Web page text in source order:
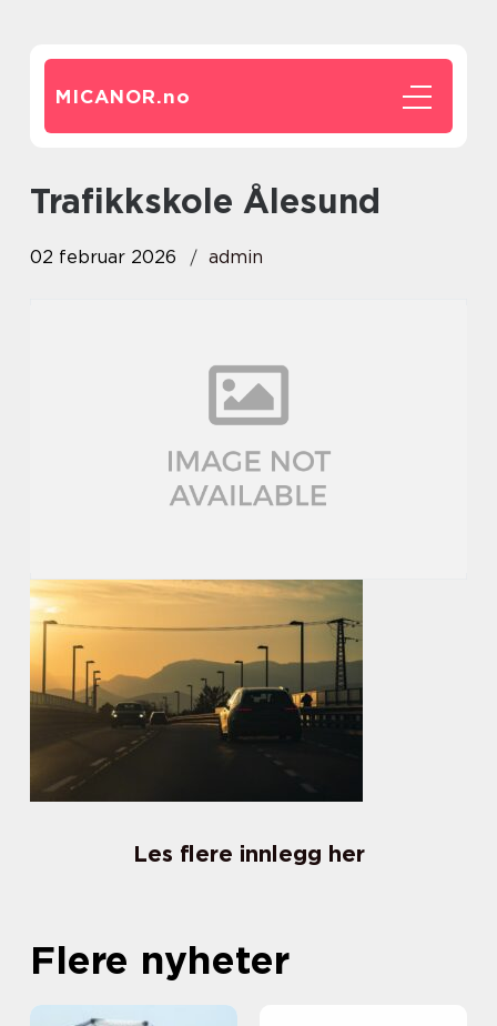
MICANOR.no
Trafikkskole Ålesund
02 februar 2026 admin
Les flere innlegg her
Flere nyheter